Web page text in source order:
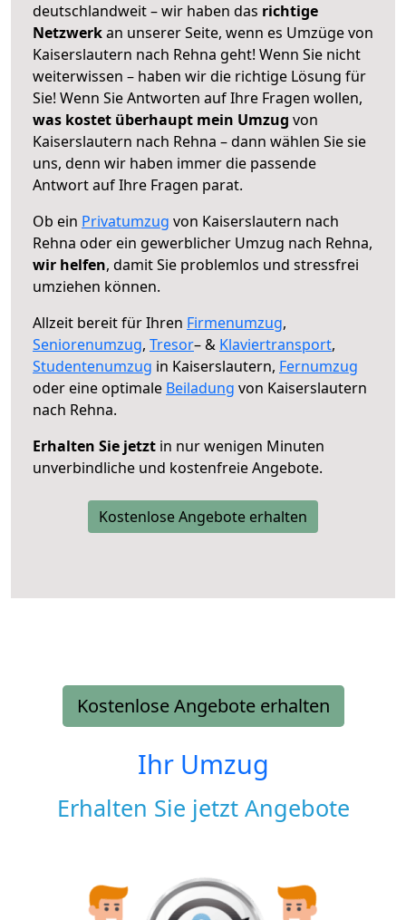
deutschlandweit – wir haben das richtige
Netzwerkan unserer Seite, wenn es Umzüge von
Kaiserslautern nach Rehna geht! Wenn Sie nicht
weiterwissen – haben wir die richtige Lösung für
Sie! Wenn Sie Antworten auf Ihre Fragen wollen,
was kostet überhaupt mein Umzug von
Kaiserslautern nach Rehna – dann wählen Sie sie
uns, denn wir haben immer die passende
Antwort auf Ihre Fragen parat.
Ob ein Privatumzug von Kaiserslautern nach
Rehna oder ein gewerblicher Umzug nach Rehna,
wir helfen, damit Sie problemlos und stressfrei
umziehen können.
Allzeit bereit für Ihren Firmenumzug,
Seniorenumzug, Tresor– & Klaviertransport,
Studentenumzug in Kaiserslautern, Fernumzug
oder eine optimale Beiladung von Kaiserslautern
nach Rehna.
Erhalten Sie jetzt in nur wenigen Minuten
unverbindliche und kostenfreie Angebote.
Kostenlose Angebote erhalten
Kostenlose Angebote erhalten
Ihr Umzug
Erhalten Sie jetzt Angebote